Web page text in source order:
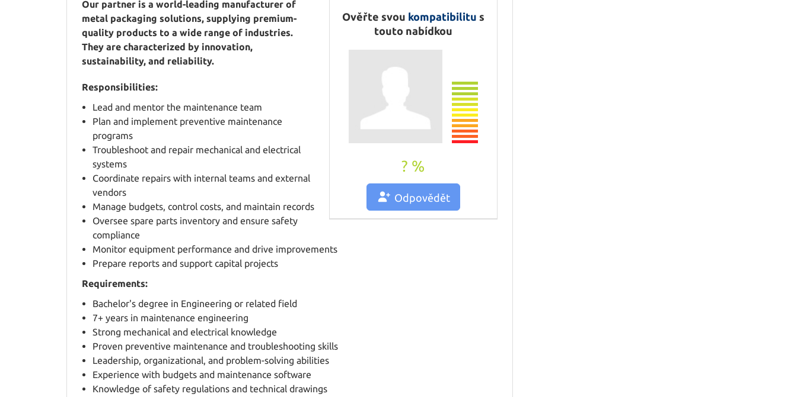
Pošlete příteli
Ověřte svou kompatibilitu s
touto nabídkou
? %
Odpovědět
Our partner is a world-leading manufacturer of
metal packaging solutions, supplying premium-
quality products to a wide range of industries.
They are characterized by innovation,
sustainability, and reliability.
Responsibilities:
Lead and mentor the maintenance team
Plan and implement preventive maintenance
programs
Troubleshoot and repair mechanical and electrical
systems
Coordinate repairs with internal teams and external
vendors
Manage budgets, control costs, and maintain records
Oversee spare parts inventory and ensure safety
compliance
Monitor equipment performance and drive improvements
Prepare reports and support capital projects
Requirements:
Bachelor's degree in Engineering or related field
7+ years in maintenance engineering
Strong mechanical and electrical knowledge
Proven preventive maintenance and troubleshooting skills
Leadership, organizational, and problem-solving abilities
Experience with budgets and maintenance software
Knowledge of safety regulations and technical drawings